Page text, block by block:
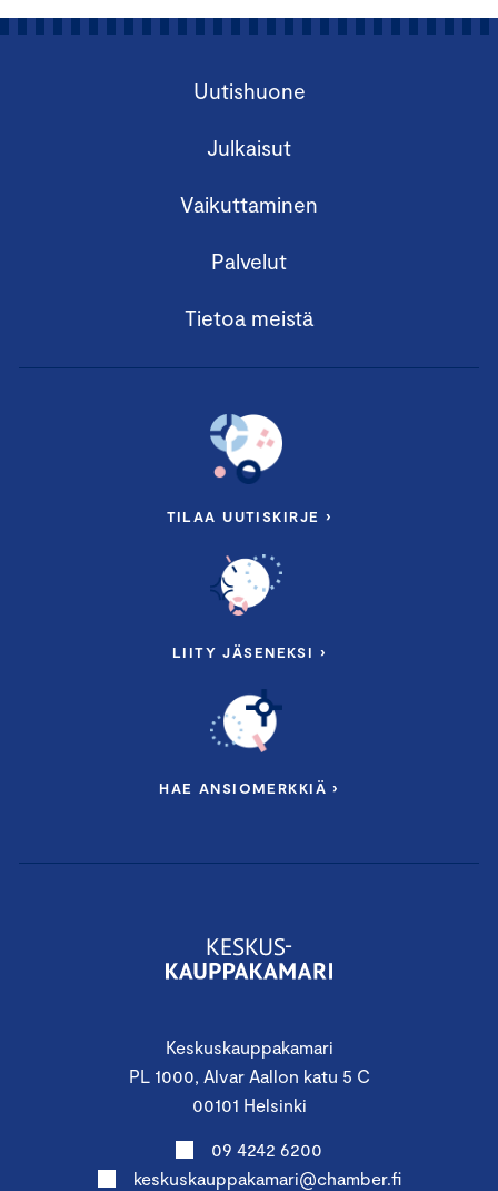
Keskuskauppakamari
PL 1000, Alvar Aallon katu 5 C
00101 Helsinki
09 4242 6200
keskuskauppakamari@chamber.fi
Uutishuone
Julkaisut
Vaikuttaminen
Palvelut
Tietoa meistä
TILAA UUTISKIRJE ›
LIITY JÄSENEKSI ›
HAE ANSIOMERKKIÄ ›